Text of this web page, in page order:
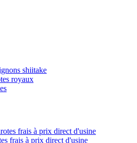
shiitake
royaux
frais à prix direct d'usine